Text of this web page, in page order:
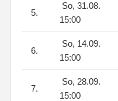
5.
So, 31.08.
15:00
6.
So, 14.09.
15:00
7.
So, 28.09.
15:00